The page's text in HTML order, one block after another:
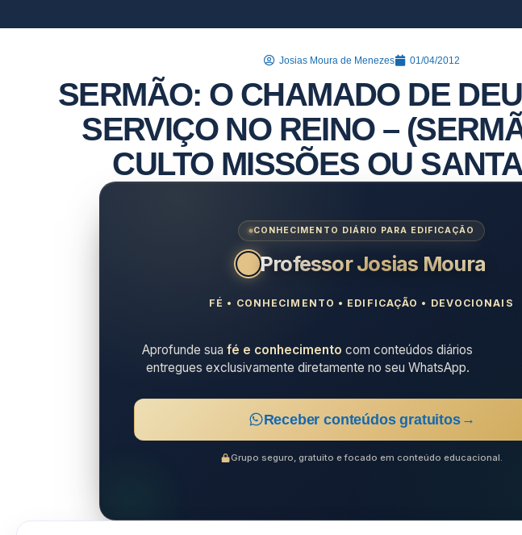
Josias Moura de Menezes 01/04/2012
SERMÃO: O CHAMADO DE
SERVIÇO NO REINO –
CULTO MISSÕES OU
CONHECIMENTO DIÁRIO PARA EDIFICAÇÃO
Professor Josias Moura
FÉ • CONHECIMENTO • EDIFICAÇÃO • DEVOCIONAIS
Aprofunde suafé e conhecimento com conteúdos diários
entregues exclusivamente diretamente no seu WhatsApp.
Receber conteúdos gratuitos →
Grupo seguro, gratuito e focado em conteúdo educacional.